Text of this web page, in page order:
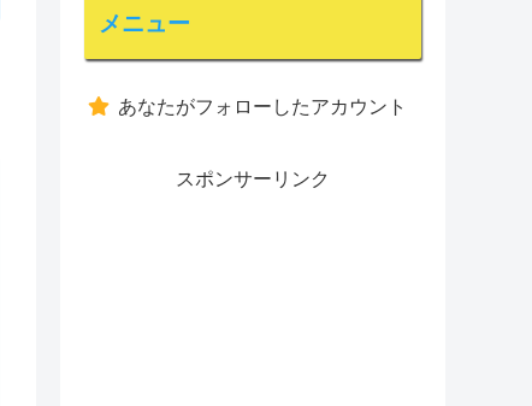
メニュー
あなたがフォローしたアカウント
スポンサーリンク